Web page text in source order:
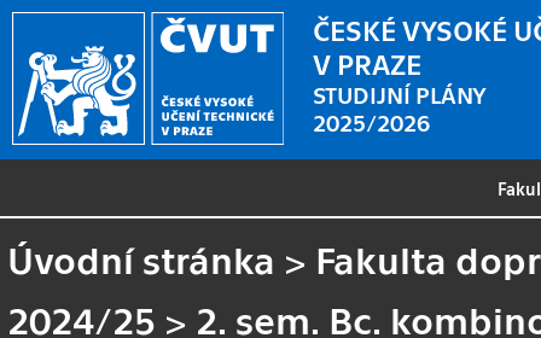
ČESKÉ VYSOKÉ
V PRAZE
STUDIJNÍ PLÁNY
2025/2026
Úvodní stránka > Fakulta
2024/25 > 2. sem. Bc.